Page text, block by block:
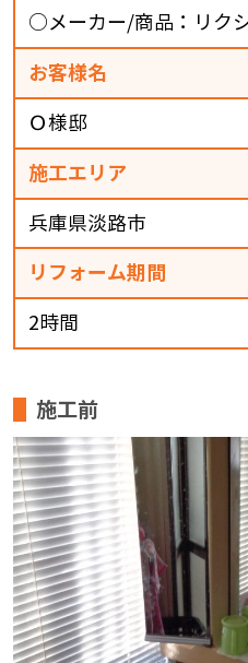
○メーカー/商品：リク
お客様名
Ｏ様邸
施工エリア
兵庫県淡路市
リフォーム期間
2時間
施工前